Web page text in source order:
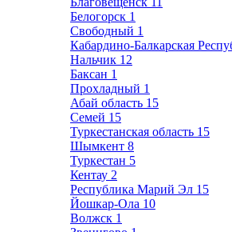
Белогорск 1
Свободный 1
Кабардино-Балкарская
Нальчик 12
Баксан 1
Прохладный 1
Абай область 15
Семей 15
Туркестанская область 15
Шымкент 8
Туркестан 5
Кентау 2
Республика Марий Эл 15
Йошкар-Ола 10
Волжск 1